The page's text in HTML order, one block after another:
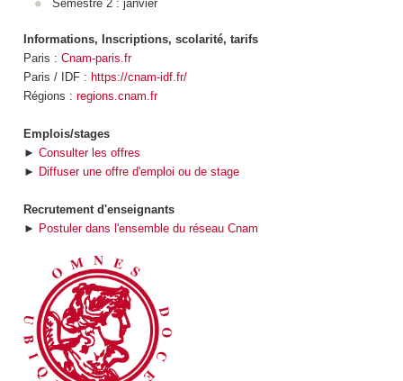
Semestre 2 : janvier
Informations, Inscriptions, scolarité, tarifs
Paris : Cnam-paris.fr
Paris / IDF : https://cnam-idf.fr/
Régions : regions.cnam.fr
Emplois/stages
► Consulter les offres
► Diffuser une offre d'emploi ou de stage
Recrutement d'enseignants
► Postuler dans l'ensemble du réseau Cnam